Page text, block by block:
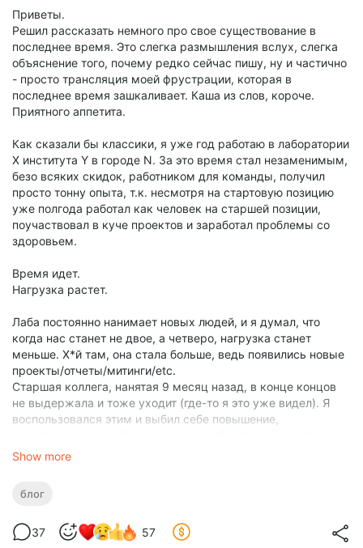
Приветы.
Решил рассказать немного про свое существование в
последнее время. Это слегка размышления вслух, слегка
объяснение того, почему редко сейчас пишу, ну и частично
- просто трансляция моей фрустрации, которая в
последнее время зашкаливает. Каша из слов, короче.
Приятного аппетита.
Как сказали бы классики, я уже год работаю в лаборатории
X института Y в городе N. За это время стал незаменимым,
безо всяких скидок, работником для команды, получил
просто тонну опыта, т.к. несмотря на стартовую позицию
уже полгода работал как человек на старшей позиции,
поучаствовал в куче проектов и заработал проблемы со
здоровьем.
Время идет.
Нагрузка растет.
Лаба постоянно нанимает новых людей, и я думал, что
когда нас станет не двое, а четверо, нагрузка станет
меньше. Х*й там, она стала больше, ведь появились новые
проекты/отчеты/митинги/etc.
Старшая коллега, нанятая 9 месяц назад, в конце концов
не выдержала и тоже уходит (где-то я это уже видел). Я
воспользовался этим и выбил себе повышение,
Повышение плюс отдельное повышение зарплаты - на
Создается такое впечатление, что сложность все время
Show more
блог
37 57